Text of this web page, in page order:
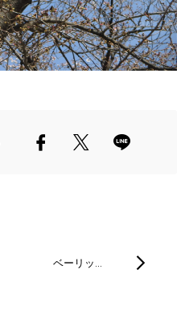
ベーリッ…